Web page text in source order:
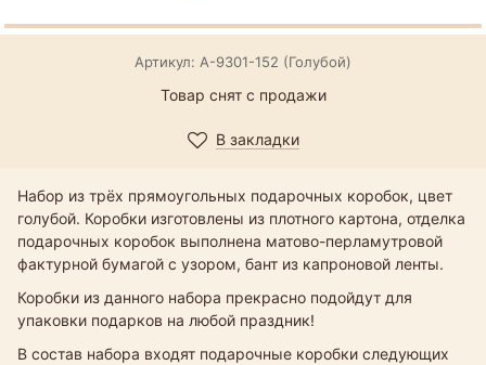
Артикул: А-9301-152 (Голубой)
Товар снят с продажи
В закладки
Набор из трёх прямоугольных подарочных коробок, цвет
голубой. Коробки изготовлены из плотного картона, отделка
подарочных коробок выполнена матово-перламутровой
фактурной бумагой с узором, бант из капроновой ленты.
Коробки из данного набора прекрасно подойдут для
упаковки подарков на любой праздник!
В состав набора входят подарочные коробки следующих